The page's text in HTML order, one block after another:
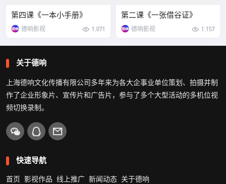
第四课《一本小手册》
德响影视 1,071
第二课《一张借谷证》
德响影视 1,157
关于德响
上海德响文化传播有限公司多年来为各大企事业单位策划、拍摄并制
作了企业形象片、宣传片和广告片，参与了多个大型活动的多机位视
频切换录制。
快速导航
首页 影视作品 线上推广 新闻动态 关于德响